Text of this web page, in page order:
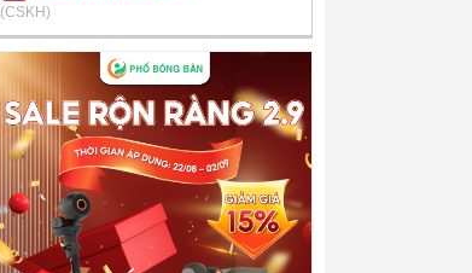
(CSKH)